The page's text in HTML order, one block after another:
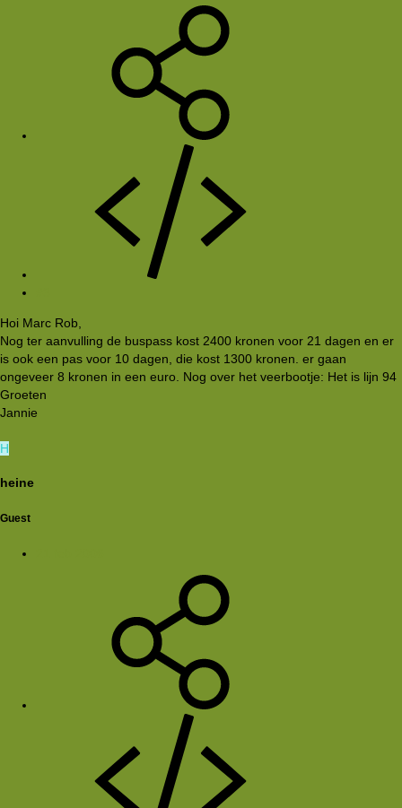
Hoi Marc Rob,
Nog ter aanvulling de buspass kost 2400 kronen voor 21 dagen en er
is ook een pas voor 10 dagen, die kost 1300 kronen. er gaan
ongeveer 8 kronen in een euro. Nog over het veerbootje: Het is lijn 94
Groeten
Jannie
H
heine
Guest